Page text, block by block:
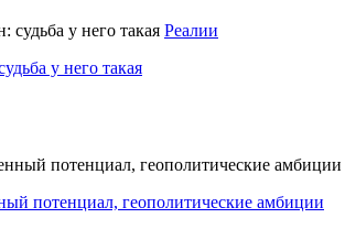
Реалии
у него такая
потенциал, геополитические амбиции